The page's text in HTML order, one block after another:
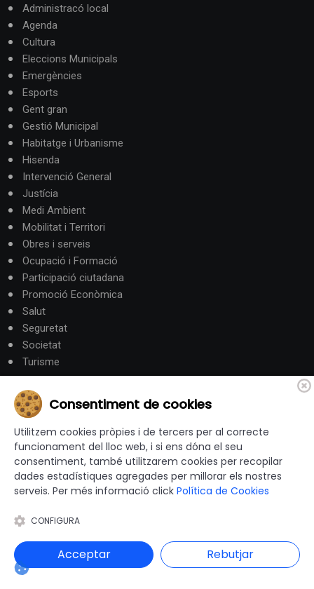
Administracó local
Agenda
Cultura
Eleccions Municipals
Emergències
Esports
Gent gran
Gestió Municipal
Habitatge i Urbanisme
Hisenda
Intervenció General
Justícia
Medi Ambient
Mobilitat i Territori
Obres i serveis
Ocupació i Formació
Participació ciutadana
Promoció Econòmica
Salut
Seguretat
Societat
Turisme
Altres Canals
canalandorra.ad
reservats |
Disseny i programació web: Blaupixel.com
Consentiment de cookies
Utilitzem cookies pròpies i de tercers per al correcte
funcionament del lloc web, i si ens dóna el seu
consentiment, també utilitzarem cookies per recopilar
dades estadístiques agregades per millorar els nostres
serveis. Per més informació click Política de Cookies
CONFIGURA
Acceptar Rebutjar